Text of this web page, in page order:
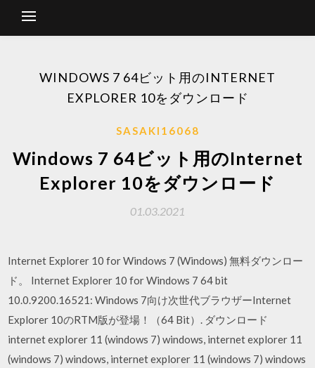
WINDOWS 7 64ビット用のINTERNET
EXPLORER 10をダウンロード
SASAKI16068
Windows 7 64ビット用のInternet
Explorer 10をダウンロード
01.03.2021
Internet Explorer 10 for Windows 7 (Windows) 無料ダウンロー
ド。 Internet Explorer 10 for Windows 7 64 bit
10.0.9200.16521: Windows 7向け次世代ブラウザーInternet
Explorer 10のRTM版が登場！（64 Bit）. ダウンロード
internet explorer 11 (windows 7) windows, internet explorer 11
(windows 7) windows, internet explorer 11 (windows 7) windows